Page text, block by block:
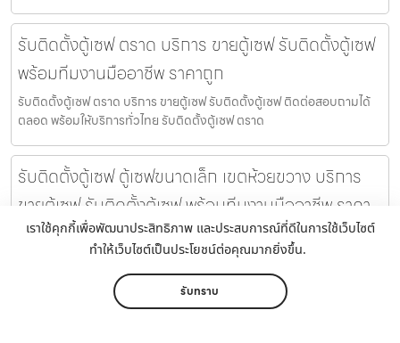
เราใช้คุกกี้เพื่อพัฒนาประสิทธิภาพ และประสบการณ์ที่ดีในการใช้เว็บไซต์
ทำให้เว็บไซต์เป็นประโยชน์ต่อคุณมากยิ่งขึ้น.
รับทราบ
รับติดตั้งตู้เซฟ ตราด บริการ ขายตู้เซฟ รับติดตั้งตู้เซฟ
พร้อมทีมงานมืออาชีพ ราคาถูก
รับติดตั้งตู้เซฟ ตราด บริการ ขายตู้เซฟ รับติดตั้งตู้เซฟ ติดต่อสอบถามได้
ตลอด พร้อมให้บริการทั่วไทย รับติดตั้งตู้เซฟ ตราด
รับติดตั้งตู้เซฟ ตู้เซฟขนาดเล็ก เขตห้วยขวาง บริการ
ขายตู้เซฟ รับติดตั้งตู้เซฟ พร้อมทีมงานมืออาชีพ ราคา
ถูก
รับติดตั้งตู้เซฟ ตู้เซฟขนาดเล็ก เขตห้วยขวาง บริการ ขายตู้เซฟ รับติดตั้งตู้
เซฟ ติดต่อสอบถามได้ตลอด พร้อมให้บริการทั่วไทย